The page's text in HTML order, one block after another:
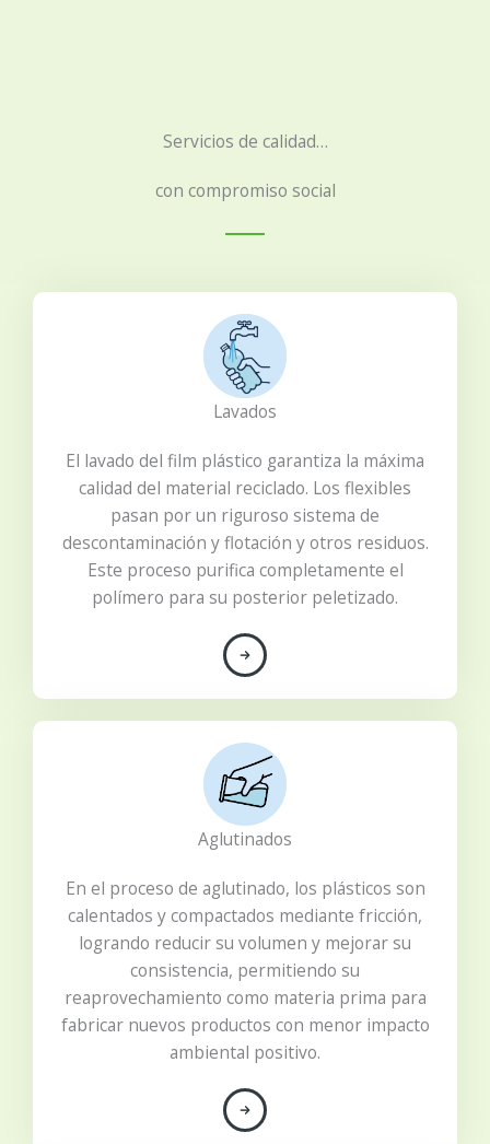
Servicios de calidad…
con compromiso social
Lavados
El lavado del film plástico garantiza la máxima
calidad del material reciclado. Los flexibles
pasan por un riguroso sistema de
descontaminación y flotación y otros residuos.
Este proceso purifica completamente el
polímero para su posterior peletizado.
Aglutinados
En el proceso de aglutinado, los plásticos son
calentados y compactados mediante fricción,
logrando reducir su volumen y mejorar su
consistencia, permitiendo su
reaprovechamiento como materia prima para
fabricar nuevos productos con menor impacto
ambiental positivo.